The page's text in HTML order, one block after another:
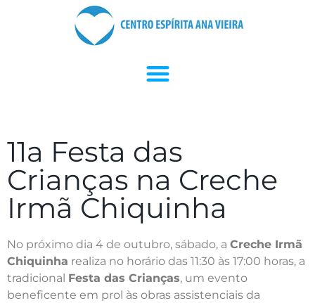
11a Festa das
Crianças na Creche
Irmã Chiquinha
No próximo dia 4 de outubro, sábado, a Creche Irmã
Chiquinha realiza no horário das 11:30 às 17:00 horas, a
tradicional Festa das Crianças, um evento
beneficente em prol às obras assistenciais da